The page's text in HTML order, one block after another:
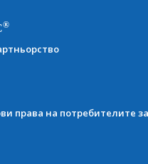
®
права на потребителите